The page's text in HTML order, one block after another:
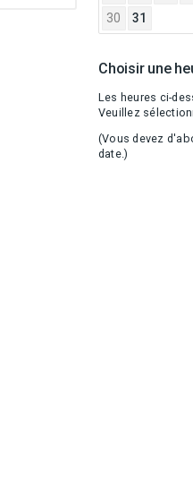
30
31
Choisir une
Les heures ci-
Veuillez
(Vous devez
date.)